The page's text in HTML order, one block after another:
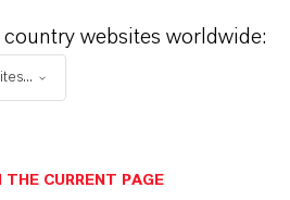
websites worldwide:
CURRENT PAGE